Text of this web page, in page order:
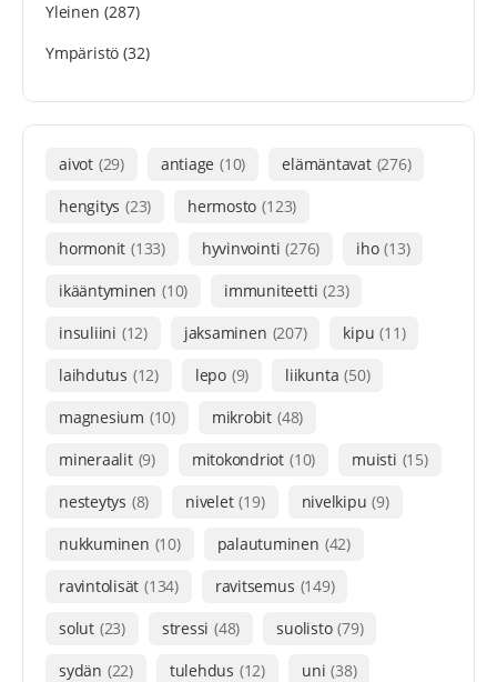
Yleinen (287)
Ympäristö (32)
aivot (29) antiage (10) elämäntavat (276)
hengitys (23) hermosto (123)
hormonit (133) hyvinvointi (276) iho (13)
ikääntyminen (10) immuniteetti (23)
insuliini (12) jaksaminen (207) kipu (11)
laihdutus (12) lepo (9) liikunta (50)
magnesium (10) mikrobit (48)
mineraalit (9) mitokondriot (10) muisti (15)
nesteytys (8) nivelet (19) nivelkipu (9)
nukkuminen (10) palautuminen (42)
ravintolisät (134) ravitsemus (149)
solut (23) stressi (48) suolisto (79)
sydän (22) tulehdus (12) uni (38)